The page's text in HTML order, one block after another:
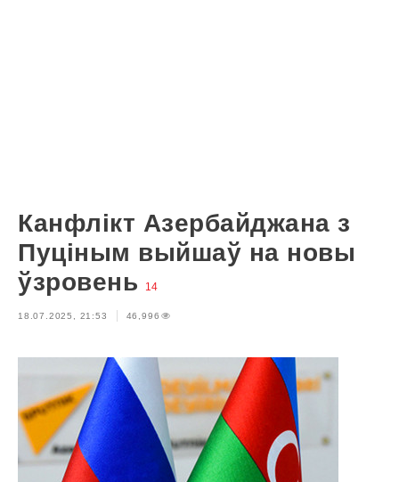
Канфлікт Азербайджана з
Пуціным выйшаў на новы
ўзровень
14
18.07.2025, 21:53 46,996